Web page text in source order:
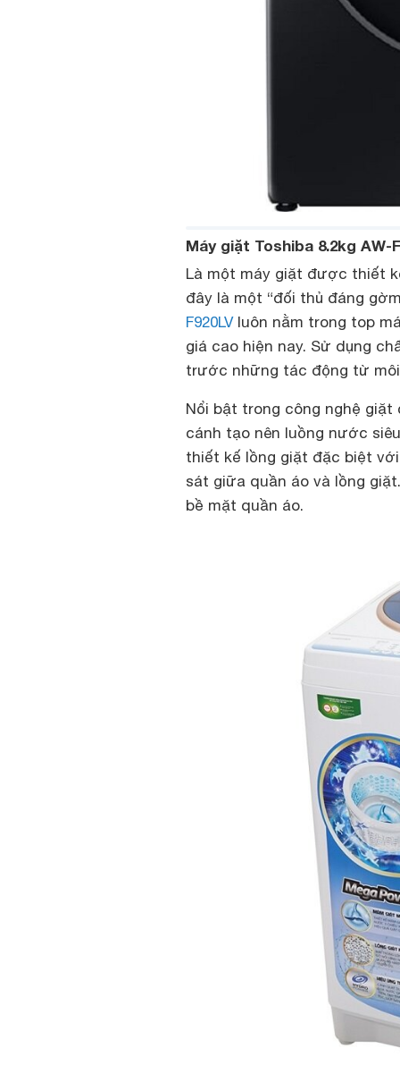
Máy giặt Toshiba 8.2kg AW-
Là một máy giặt được thiết
đây là một “đối thủ đáng
F920LVluôn nằm trong top
giá cao hiện nay. Sử dụng
trước những tác động từ
Nổi bật trong công nghệ giặt
cánh tạo nên luồng nước
thiết kế lồng giặt đặc biệt
sát giữa quần áo và lồng
bề mặt quần áo.